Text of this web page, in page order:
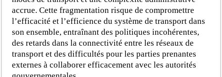
accrue. Cette fragmentation risque de compromettre
l’efficacité et l’efficience du système de transport dans
son ensemble, entraînant des politiques incohérentes,
des retards dans la connectivité entre les réseaux de
transport et des difficultés pour les parties prenantes
externes à collaborer efficacement avec les autorités